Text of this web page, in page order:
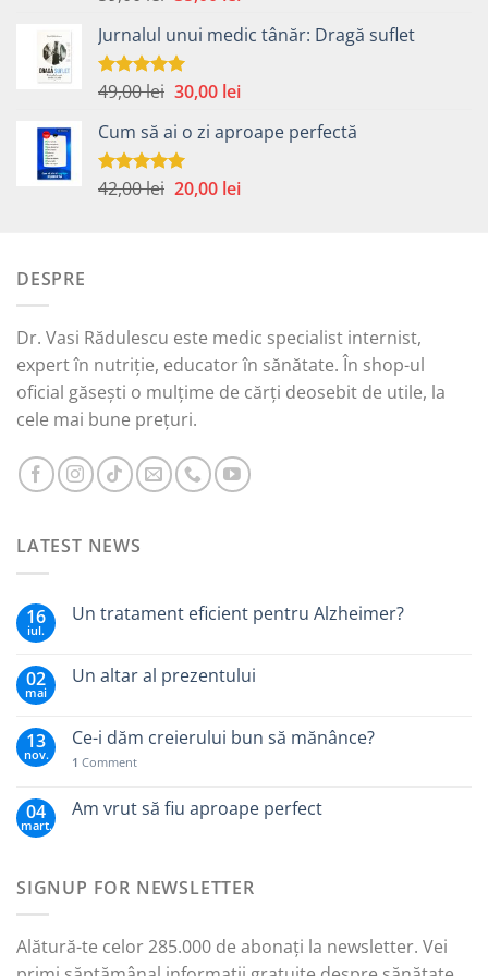
a
fost:
59,00 lei.
este:
Jurnalul unui medic tânăr: Dragă suflet
Evaluat la
49,00lei Prețul
a
fost:
49,00 lei.
30,00 leiPrețul
este:
Cum să ai o zi aproape perfectă
Evaluat la
42,00lei Prețul
20,00 leiPrețul
DESPRE
Dr. Vasi Rădulescu este medic specialist internist,
expert în nutriție, educator în sănătate. În shop-ul
oficial găsești o mulțime de cărți deosebit de utile, la
cele mai bune prețuri.
LATEST NEWS
16
iul.
Un tratament eficient pentru Alzheimer?
02
mai
Un altar al prezentului
13
nov.
Ce-i dăm creierului bun să mănânce?
1 Comment
04
mart.
Am vrut să fiu aproape perfect
SIGNUP FOR NEWSLETTER
Alătură-te celor 285.000 de abonați la newsletter. Vei